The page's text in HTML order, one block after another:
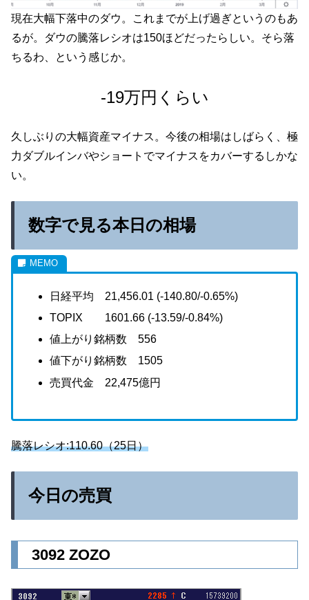
現在大幅下落中のダウ。これまでが上げ過ぎというのもあ
るが。ダウの騰落レシオは150ほどだったらしい。そら落
ちるわ、という感じか。
-19万円くらい
久しぶりの大幅資産マイナス。今後の相場はしばらく、極
力ダブルインバやショートでマイナスをカバーするしかな
い。
数字で見る本日の相場
日経平均 21,456.01 (-140.80/-0.65%)
TOPIX 1601.66 (-13.59/-0.84%)
値上がり銘柄数 556
値下がり銘柄数 1505
売買代金 22,475億円
騰落レシオ:110.60（25日）
今日の売買
3092 ZOZO